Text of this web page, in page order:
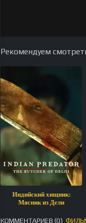
Рекомендуем
Индийский хищник:
Мясник из Дели
КОММЕНТАРИЕВ (0)